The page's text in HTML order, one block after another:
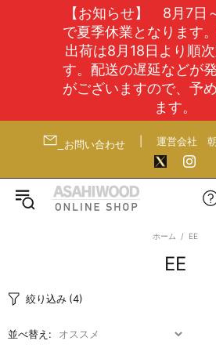
【お知らせ】 8月7日
で夏季休業となります
出荷は8月18日より順
す。配送の遅延などが
がございますので、予
ます。
お問い合わせ 運営会社
ホーム EE
EE
絞り込み (4)
並べ替え: